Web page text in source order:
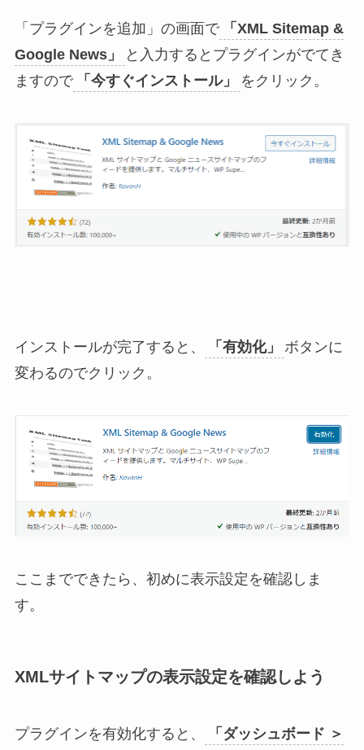
「プラグインを追加」の画面で
「XML Sitemap &
Google News」
と入力するとプラグインがでてき
ますので
「今すぐインストール」 をクリック。
インストールが完了すると、 「有効化」
ボタンに
変わるのでクリック。
ここまでできたら、初めに表示設定を確認しま
す。
XMLサイトマップの表示設定を確認しよう
プラグインを有効化すると、
「ダッシュボード ＞